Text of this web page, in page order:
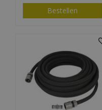
Bestellen